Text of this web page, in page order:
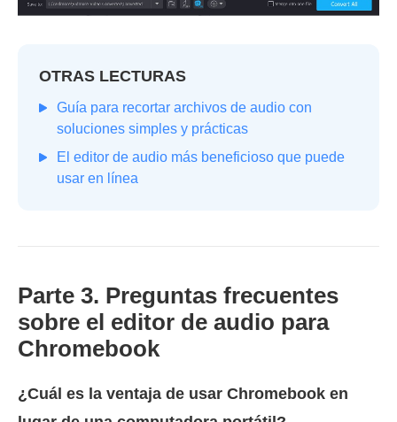
OTRAS LECTURAS
Guía para recortar archivos de audio con
soluciones simples y prácticas
El editor de audio más beneficioso que puede
usar en línea
Parte 3. Preguntas frecuentes
sobre el editor de audio para
Chromebook
¿Cuál es la ventaja de usar Chromebook en